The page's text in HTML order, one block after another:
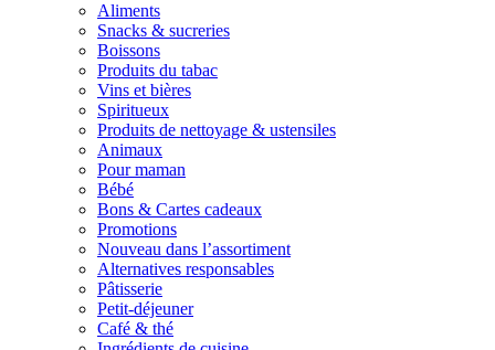
Aliments
Snacks & sucreries
Boissons
Produits du tabac
Vins et bières
Spiritueux
Produits de nettoyage & ustensiles
Animaux
Pour maman
Bébé
Bons & Cartes cadeaux
Promotions
Nouveau dans l’assortiment
Alternatives responsables
Pâtisserie
Petit-déjeuner
Café & thé